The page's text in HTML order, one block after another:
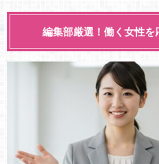
編集部厳選！働く女性